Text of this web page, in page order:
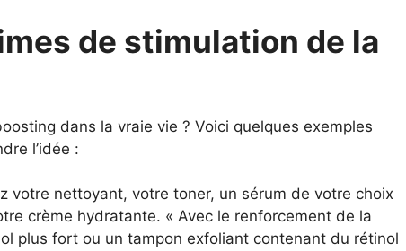
de stimulation de la
dans la vraie vie ? Voici quelques exemples
l’idée :
votre nettoyant, votre toner, un sérum de votre choix
crème hydratante. « Avec le renforcement de la
plus fort ou un tampon exfoliant contenant du rétinol